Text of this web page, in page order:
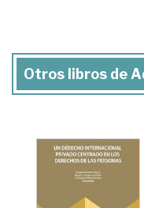
Otros libros de